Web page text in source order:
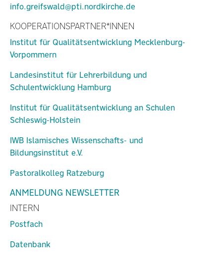
info.greifswald@pti.nordkirche.de
KOOPERATIONSPARTNER*INNEN
Institut für Qualitätsentwicklung Mecklenburg-
Vorpommern
Landesinstitut für Lehrerbildung und
Schulentwicklung Hamburg
Institut für Qualitätsentwicklung an Schulen
Schleswig-Holstein
IWB Islamisches Wissenschafts- und
Bildungsinstitut e.V.
Pastoralkolleg Ratzeburg
ANMELDUNG NEWSLETTER
INTERN
Postfach
Datenbank